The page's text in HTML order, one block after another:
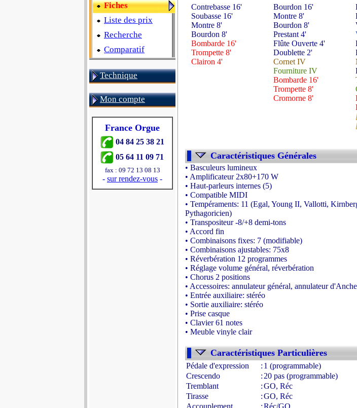
Fiches
Liste des prix
Recherche
Comparatif
Technique
Mon compte
France Orgue
04 84 25 38 21
05 64 11 09 71
fax : 09 72 13 08 13
- sur rendez-vous -
Contrebasse 16'
Soubasse 16'
Montre 8'
Bourdon 8'
Bombarde 16'
Trompette 8'
Clairon 4'
Bourdon 16'
Montre 8'
Bourdon 8'
Prestant 4'
Flûte Ouverte 4'
Doublette 2'
Cornet IV
Fourniture IV
Bombarde 16'
Trompette 8'
Cromorne 8'
Caractéristiques Générales
• Basculeurs lumineux
• Amplificateur 2x80+170 W
• Haut-parleurs internes (5)
• Compatible MIDI
• Tempéraments: 11 (Egal, Young II, Vallotti,
Pythagoricien)
• Transpositeur -8/+8 demi-tons
• Accord fin
• Combinaisons fixes: 7 (modifiable)
• Combinaisons ajustables: 75x8
• Réverbération 12 programmes
• Réglage volume général, réverbération
• Chorus 2 positions
• Accessoires: annulateur général, annulateur
• Entrée auxiliaire: stéréo
• Sortie auxiliaire: stéréo
• Prise casque
• Clavier 61 notes
• Meuble vinyle clair
Caractéristiques Particulières
Pédale d'expression : 1 (programmable)
Crescendo
: 20 pas (programmable)
Tremblant
:GO, Réc
Tirasse
:GO, Réc
Accouplement
:Réc/GO